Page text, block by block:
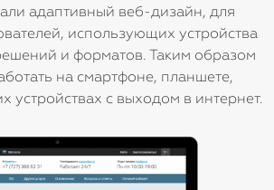
адаптивный веб-дизайн, для
использующих устройства
и форматов. Таким образом
на смартфоне, планшете,
устройствах с выходом в интернет.